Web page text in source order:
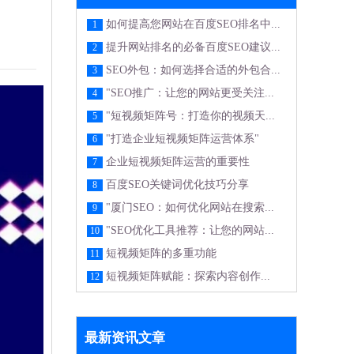
1 如何提高您网站在百度SEO排名中...
2 提升网站排名的必备百度SEO建议...
3 SEO外包：如何选择合适的外包合...
4 "SEO推广：让您的网站更受关注...
5 "短视频矩阵号：打造你的视频天...
6 "打造企业短视频矩阵运营体系"
7 企业短视频矩阵运营的重要性
8 百度SEO关键词优化技巧分享
9 "厦门SEO：如何优化网站在搜索...
10 "SEO优化工具推荐：让您的网站...
11 短视频矩阵的多重功能
12 短视频矩阵赋能：探索内容创作...
最新资讯文章